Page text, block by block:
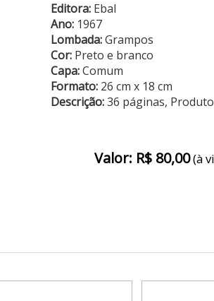
Editora:Ebal
Ano:1967
Lombada:Grampos
Cor:Preto e branco
Capa:Comum
Formato:26 cm x 18 cm
Descrição:36 páginas,
Valor: R$ 80,00(à